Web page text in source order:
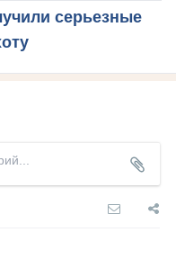
серьезные